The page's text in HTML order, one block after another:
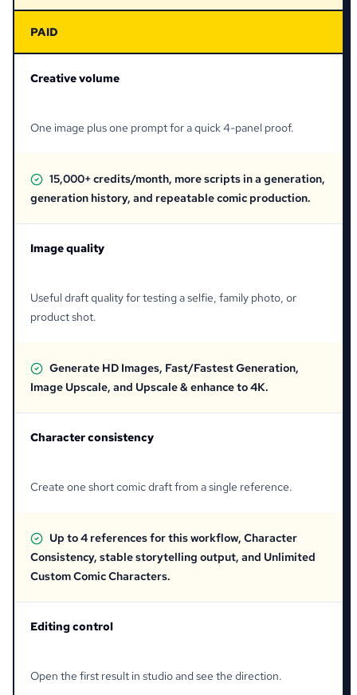
PAID
Creative volume
One image plus one prompt for a quick 4-panel proof.
15,000+ credits/month, more scripts in a generation,
generation history, and repeatable comic production.
Image quality
Useful draft quality for testing a selfie, family photo, or
product shot.
Generate HD Images, Fast/Fastest Generation,
Image Upscale, and Upscale & enhance to 4K.
Character consistency
Create one short comic draft from a single reference.
Up to 4 references for this workflow, Character
Consistency, stable storytelling output, and Unlimited
Custom Comic Characters.
Editing control
Open the first result in studio and see the direction.